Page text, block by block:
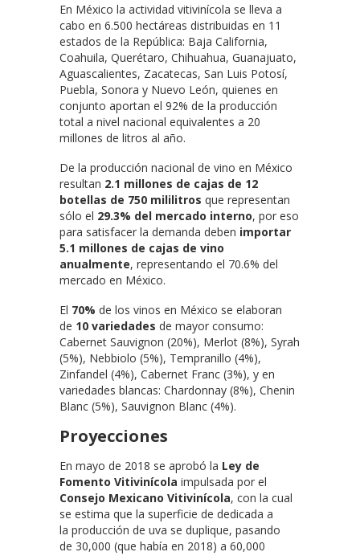
En México la actividad vitivinícola se lleva a
cabo en 6.500 hectáreas distribuidas en 11
estados de la República: Baja California,
Coahuila, Querétaro, Chihuahua, Guanajuato,
Aguascalientes, Zacatecas, San Luis Potosí,
Puebla, Sonora y Nuevo León, quienes en
conjunto aportan el 92% de la producción
total a nivel nacional equivalentes a 20
millones de litros al año.
De la producción nacional de vino en México
resultan 2.1 millones de cajas de 12
botellas de 750 mililitros que representan
sólo el 29.3% del mercado interno, por eso
para satisfacer la demanda deben importar
5.1 millones de cajas de vino
anualmente, representando el 70.6% del
mercado en México.
El 70% de los vinos en México se elaboran
de 10 variedades de mayor consumo:
Cabernet Sauvignon (20%), Merlot (8%), Syrah
(5%), Nebbiolo (5%), Tempranillo (4%),
Zinfandel (4%), Cabernet Franc (3%), y en
variedades blancas: Chardonnay (8%), Chenin
Blanc (5%), Sauvignon Blanc (4%).
Proyecciones
En mayo de 2018 se aprobó la Ley de
Fomento Vitivinícola impulsada por el
Consejo Mexicano Vitivinícola, con la cual
se estima que la superficie de dedicada a
la producción de uva se duplique, pasando
de 30,000 (que había en 2018) a 60,000